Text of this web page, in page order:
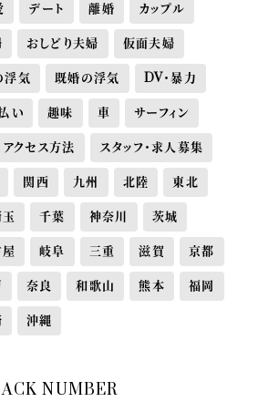
デート 離婚 カップル
おしどり夫婦 仮面夫婦
浮気 既婚の浮気 DV・暴力
い 趣味 車 サーフィン
アクセス方法 スタッフ・求人募集
関西 九州 北陸 東北
千葉 神奈川 茨城
岐阜 三重 滋賀 京都
奈良 和歌山 熊本 福岡
沖縄
NUMBER